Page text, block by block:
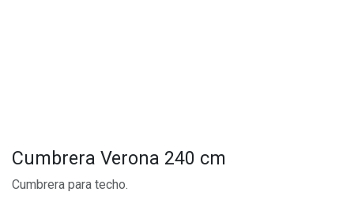
Cumbrera Verona 240 cm
Cumbrera para techo.